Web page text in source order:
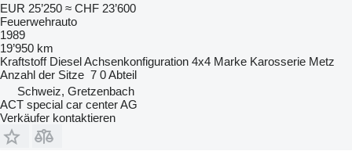
EUR 25’250 ≈ CHF 23’600
Feuerwehrauto
1989
19’950 km
Kraftstoff DieselAchsenkonfiguration 4x4 Marke Karosserie Metz
Anzahl der Sitze 7 0 Abteil
Schweiz, Gretzenbach
ACT special car center AG
Verkäufer kontaktieren